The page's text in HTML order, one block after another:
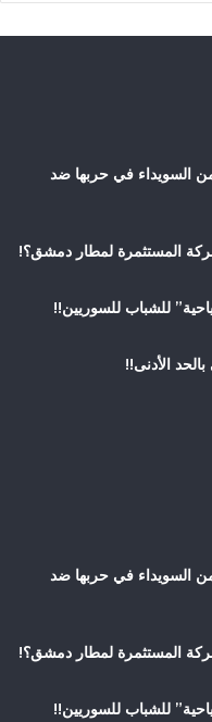
السويداء في حربها ضد
المستثمرة لمطار دمشق؟!
للشباب للسوريين!!
الأدنى!!
السويداء في حربها ضد
المستثمرة لمطار دمشق؟!
للشباب للسوريين!!